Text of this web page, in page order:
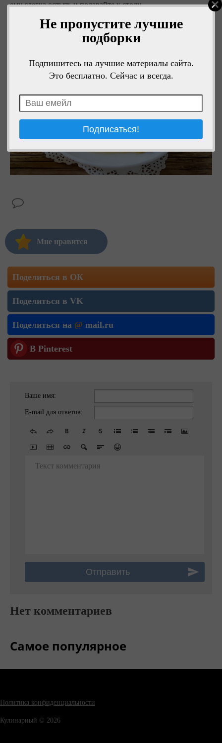
Не пропустите лучшие
подборки
Подпишитесь на лучшие материалы сайта.
Это бесплатно. Сейчас и всегда.
ему слегка остыть и подавайте к столу.
Приятного аппетита!
Мне нравится
Поделиться в ОК
Поделиться в VK
Поделиться на @ mail.ru
В Pinterest
Ваше имя:
E-mail для ответов:
Текст комментария
Нет комментариев
Самое популярное
Политика конфиденциальности
Кулинарный © 2026